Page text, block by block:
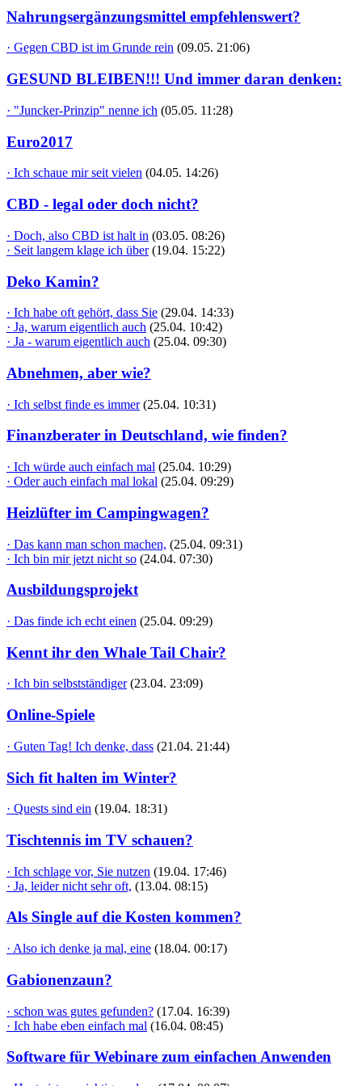
Nahrungsergänzungsmittel empfehlenswert?
· Gegen CBD ist im Grunde rein (09.05. 21:06)
GESUND BLEIBEN!!! Und immer daran denken:
· "Juncker-Prinzip" nenne ich (05.05. 11:28)
Euro2017
· Ich schaue mir seit vielen (04.05. 14:26)
CBD - legal oder doch nicht?
· Doch, also CBD ist halt in (03.05. 08:26)
· Seit langem klage ich über (19.04. 15:22)
Deko Kamin?
· Ich habe oft gehört, dass Sie (29.04. 14:33)
· Ja, warum eigentlich auch (25.04. 10:42)
· Ja - warum eigentlich auch (25.04. 09:30)
Abnehmen, aber wie?
· Ich selbst finde es immer (25.04. 10:31)
Finanzberater in Deutschland, wie finden?
· Ich würde auch einfach mal (25.04. 10:29)
· Oder auch einfach mal lokal (25.04. 09:29)
Heizlüfter im Campingwagen?
· Das kann man schon machen, (25.04. 09:31)
· Ich bin mir jetzt nicht so (24.04. 07:30)
Ausbildungsprojekt
· Das finde ich echt einen (25.04. 09:29)
Kennt ihr den Whale Tail Chair?
· Ich bin selbstständiger (23.04. 23:09)
Online-Spiele
· Guten Tag! Ich denke, dass (21.04. 21:44)
Sich fit halten im Winter?
· Quests sind ein (19.04. 18:31)
Tischtennis im TV schauen?
· Ich schlage vor, Sie nutzen (19.04. 17:46)
· Ja, leider nicht sehr oft, (13.04. 08:15)
Als Single auf die Kosten kommen?
· Also ich denke ja mal, eine (18.04. 00:17)
Gabionenzaun?
· schon was gutes gefunden? (17.04. 16:39)
· Ich habe eben einfach mal (16.04. 08:45)
Software für Webinare zum einfachen Anwenden